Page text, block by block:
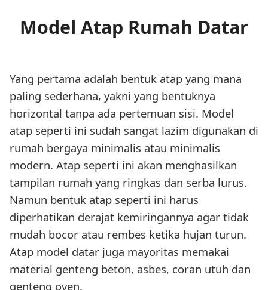
Model Atap Rumah Datar
Yang pertama adalah bentuk atap yang mana
paling sederhana, yakni yang bentuknya
horizontal tanpa ada pertemuan sisi. Model
atap seperti ini sudah sangat lazim digunakan di
rumah bergaya minimalis atau minimalis
modern. Atap seperti ini akan menghasilkan
tampilan rumah yang ringkas dan serba lurus.
Namun bentuk atap seperti ini harus
diperhatikan derajat kemiringannya agar tidak
mudah bocor atau rembes ketika hujan turun.
Atap model datar juga mayoritas memakai
material genteng beton, asbes, coran utuh dan
genteng oven.